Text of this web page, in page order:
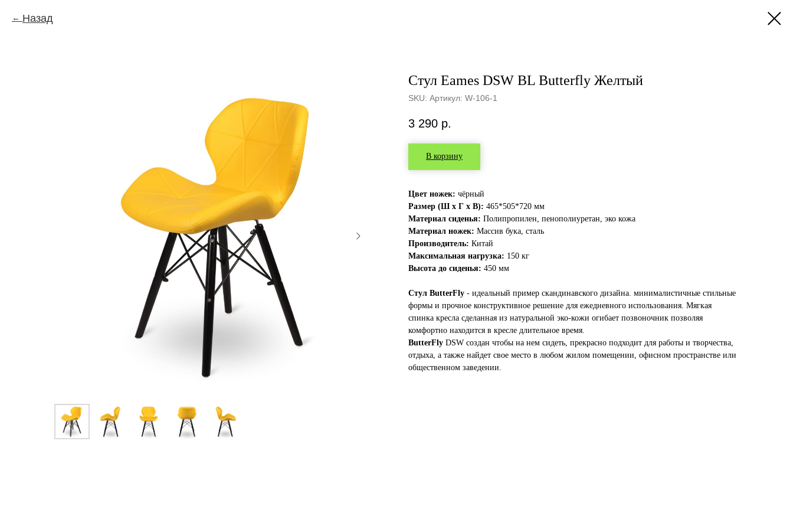
Назад
Cтул Eames DSW BL Butterfly Желтый
SKU: Артикул: W-106-1
3 290 р.
В корзину
Цвет ножек: чёрный
Размер (Ш х Г х В): 465*505*720 мм
Материал сиденья: Полипропилен, пенополиуретан, эко кожа
Материал ножек: Массив бука, сталь
Производитель: Китай
Максимальная нагрузка: 150 кг
Высота до сиденья: 450 мм
Стул ButterFly - идеальный пример скандинавского дизайна. минималистичные стильные
формы и прочное конструктивное решение для ежедневного использования. Мягкая
спинка кресла сделанная из натуральной эко-кожи огибает позвоночник позволяя
комфортно находится в кресле длительное время.
ButterFly DSW создан чтобы на нем сидеть, прекрасно подходит для работы и творчества,
отдыха, а также найдет свое место в любом жилом помещении, офисном пространстве или
общественном заведении.